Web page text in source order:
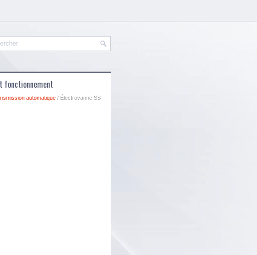
fonctionnement
automatique / Électrovanne SS-